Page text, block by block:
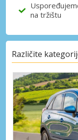
na tržištu
Različite